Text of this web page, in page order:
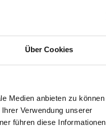
Über Cookies
Medien anbieten zu können
Verwendung unserer
führen diese Informationen